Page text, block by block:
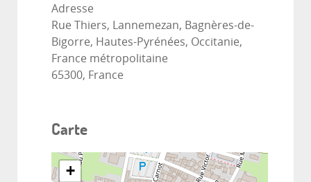
Adresse
Rue Thiers, Lannemezan, Bagnères-de-
Bigorre, Hautes-Pyrénées, Occitanie,
France métropolitaine
65300, France
Carte
+